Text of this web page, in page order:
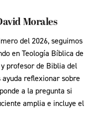
Morales
del 2026, seguimos
en Teología Bíblica de
profesor de Biblia del
reflexionar sobre
a la pregunta si
amplia e incluye el